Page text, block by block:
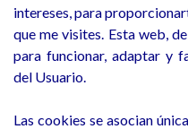
intereses, para
que me visites. Esta web,
para funcionar, adaptar y
del Usuario.
Las cookies se asocian